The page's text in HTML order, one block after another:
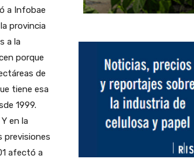
a Infobae
provincia
a la
porque
de
tiene esa
1999.
en la
previsiones
afectó a